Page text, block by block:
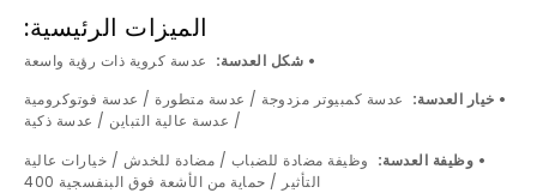
الميزات الرئيسية:
• شكل العدسة: عدسة كروية ذات رؤية واسعة
• خيار العدسة: عدسة كمبيوتر مزدوجة / عدسة متطورة / عدسة فوتوكرومية
/ عدسة عالية التباين / عدسة ذكية
• وظيفة العدسة: وظيفة مضادة للضباب / مضادة للخدش / خيارات عالية
التأثير / حماية من الأشعة فوق البنفسجية 400